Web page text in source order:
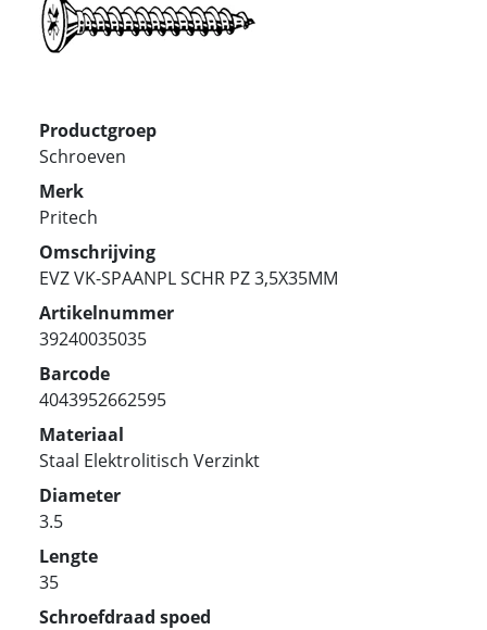
Productgroep
Schroeven
Merk
Pritech
Omschrijving
EVZ VK-SPAANPL SCHR PZ 3,5X35MM
Artikelnummer
39240035035
Barcode
4043952662595
Materiaal
Staal Elektrolitisch Verzinkt
Diameter
3.5
Lengte
35
Schroefdraad spoed